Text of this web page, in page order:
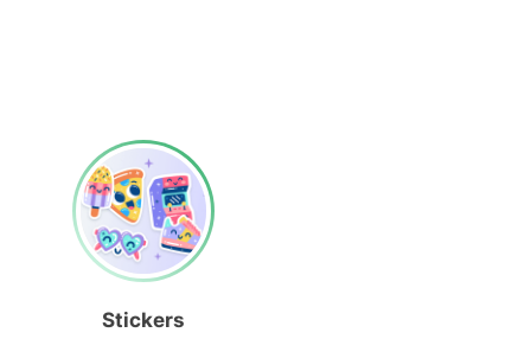
Stickers